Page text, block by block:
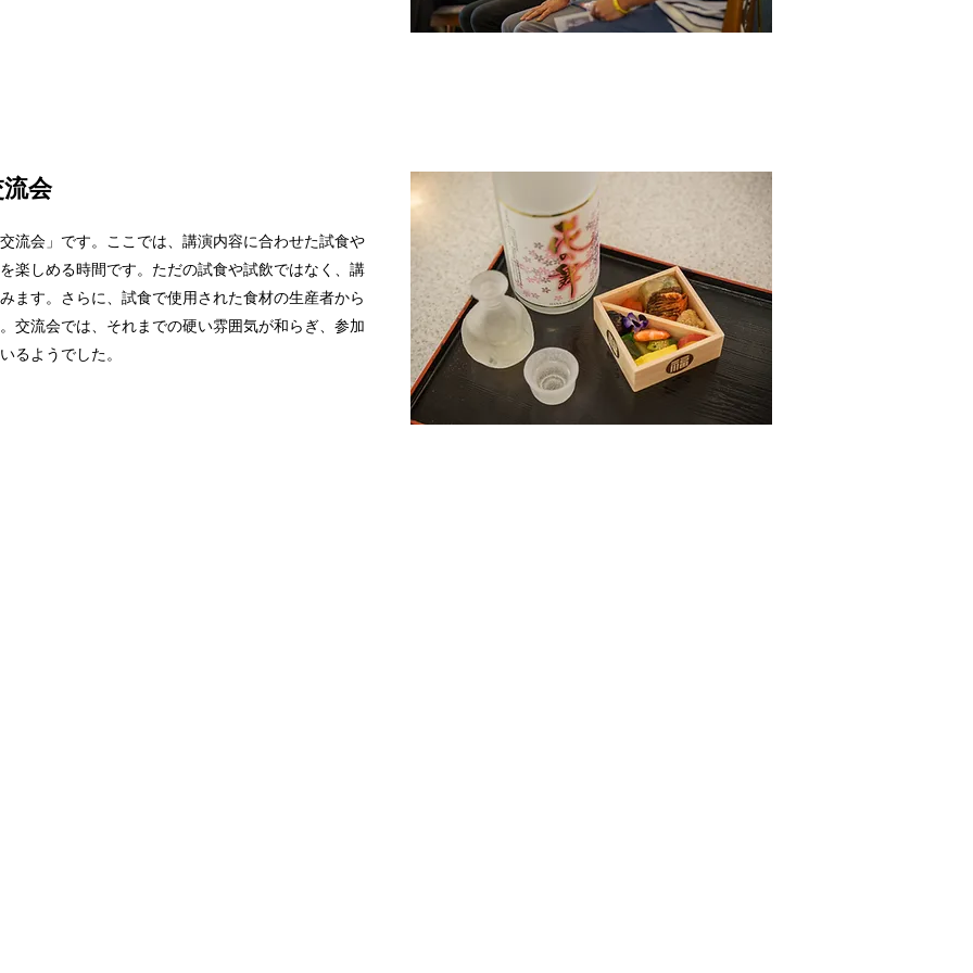
会
流会」です。ここでは、講演内容に合わせた試食や
楽しめる時間です。ただの試食や試飲ではなく、講
ます。さらに、試食で使用された食材の生産者から
交流会では、それまでの硬い雰囲気が和らぎ、参加
るようでした。